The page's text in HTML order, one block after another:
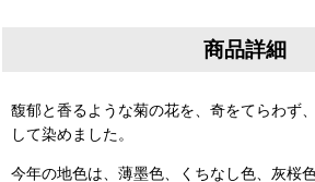
商品詳細
馥郁と香るような菊の花を、奇をてらわず
して染めました。
今年の地色は、薄墨色、くちなし色、灰桜